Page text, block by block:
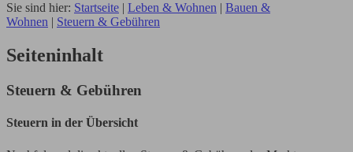
Sie sind hier: Startseite | Leben & Wohnen | Bauen &
Wohnen | Steuern & Gebühren
Seiteninhalt
Steuern & Gebühren
Steuern in der Übersicht